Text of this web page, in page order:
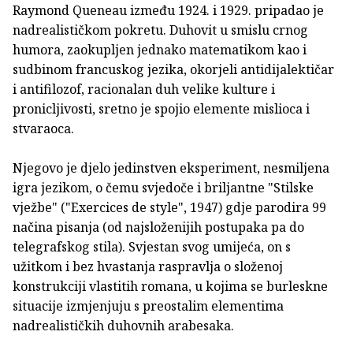
Raymond Queneau između 1924. i 1929. pripadao je
nadrealističkom pokretu. Duhovit u smislu crnog
humora, zaokupljen jednako matematikom kao i
sudbinom francuskog jezika, okorjeli antidijalektičar
i antifilozof, racionalan duh velike kulture i
pronicljivosti, sretno je spojio elemente mislioca i
stvaraoca.
Njegovo je djelo jedinstven eksperiment, nesmiljena
igra jezikom, o čemu svjedoče i briljantne "Stilske
vježbe" ("Exercices de style", 1947) gdje parodira 99
načina pisanja (od najsloženijih postupaka pa do
telegrafskog stila). Svjestan svog umijeća, on s
užitkom i bez hvastanja raspravlja o složenoj
konstrukciji vlastitih romana, u kojima se burleskne
situacije izmjenjuju s preostalim elementima
nadrealističkih duhovnih arabesaka.